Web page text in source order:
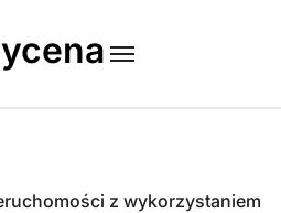
z wykorzystaniem